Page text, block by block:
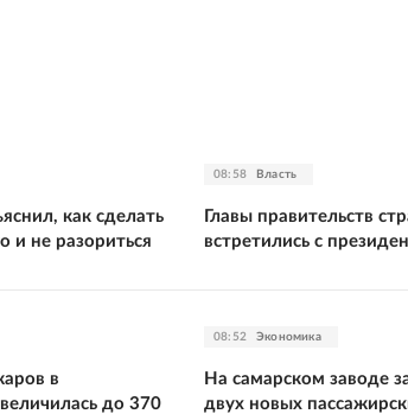
как сделать
и не разориться
08:58 Власть
Главы правительств
встретились с
в
до 370
08:52 Экономика
На самарском заводе
двух новых